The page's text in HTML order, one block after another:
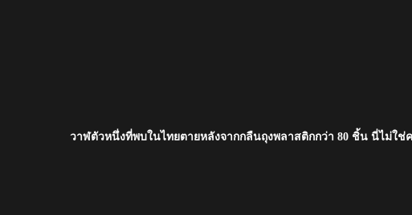
วาฬตัวหนึ่งที่พบในไทยตายหลังจากกลืนถุงพลาสติกกว่า 80 ชิ้น นี่ไม่ใช่